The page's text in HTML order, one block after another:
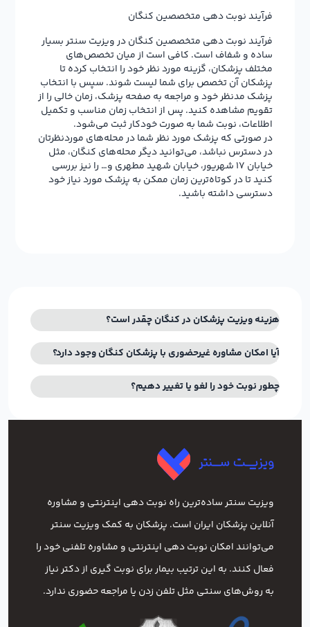
فرآیند نوبت دهی متخصصین کنگان
فرآیند نوبت دهی متخصصین کنگان در ویزیت سنتر بسیار
ساده و شفاف است. کافی است از میان تخصص‌های
مختلف پزشکان، گزینه مورد نظر خود را انتخاب کرده تا
پزشکان آن تخصص برای شما لیست شوند. سپس با انتخاب
پزشک مدنظر خود و مراجعه به صفحه پزشک، زمان خالی را از
تقویم مشاهده کنید. پس از انتخاب زمان مناسب و تکمیل
اطلاعات، نوبت شما به صورت خودکار ثبت می‌شود.
در صورتی که پزشک مورد نظر شما در محله‌های موردنظرتان
در دسترس نباشد، می‌توانید دیگر محله‌های کنگان، مثل
خیابان 17 شهریور، خیابان شهید مطهری و… را نیز بررسی
کنید تا در کوتاه‌ترین زمان ممکن به پزشک مورد نیاز خود
دسترسی داشته باشید.
هزینه ویزیت پزشکان در کنگان چقدر است؟
آیا امکان مشاوره غیرحضوری با پزشکان کنگان وجود دارد؟
چطور نوبت خود را لغو یا تغییر دهیم؟
ویزیت سنتر ساده‌ترین راه نوبت‌ دهی اینترنتی و مشاوره
آنلاین پزشکان ایران است. پزشکان به کمک ویزیت سنتر
می‌توانند امکان نوبت دهی اینترنتی و مشاوره تلفنی خود را
فعال کنند. به این ترتیب بیمار برای نوبت گیری از دکتر نیاز
به روش‌های سنتی مثل تلفن زدن یا مراجعه حضوری ندارد.